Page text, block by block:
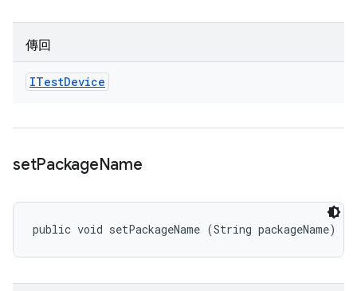
傳回
ITestDevice
setPackageName
public void setPackageName (String packageName)